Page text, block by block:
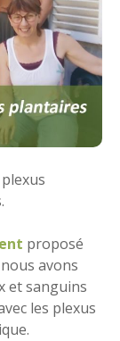
proposé
avons
et sanguins
les plexus